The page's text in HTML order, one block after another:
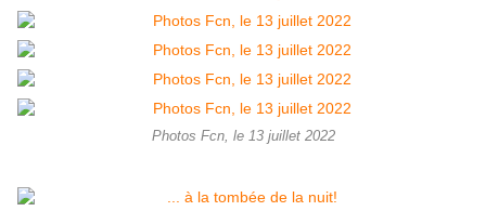
Photos Fcn, le 13 juillet 2022